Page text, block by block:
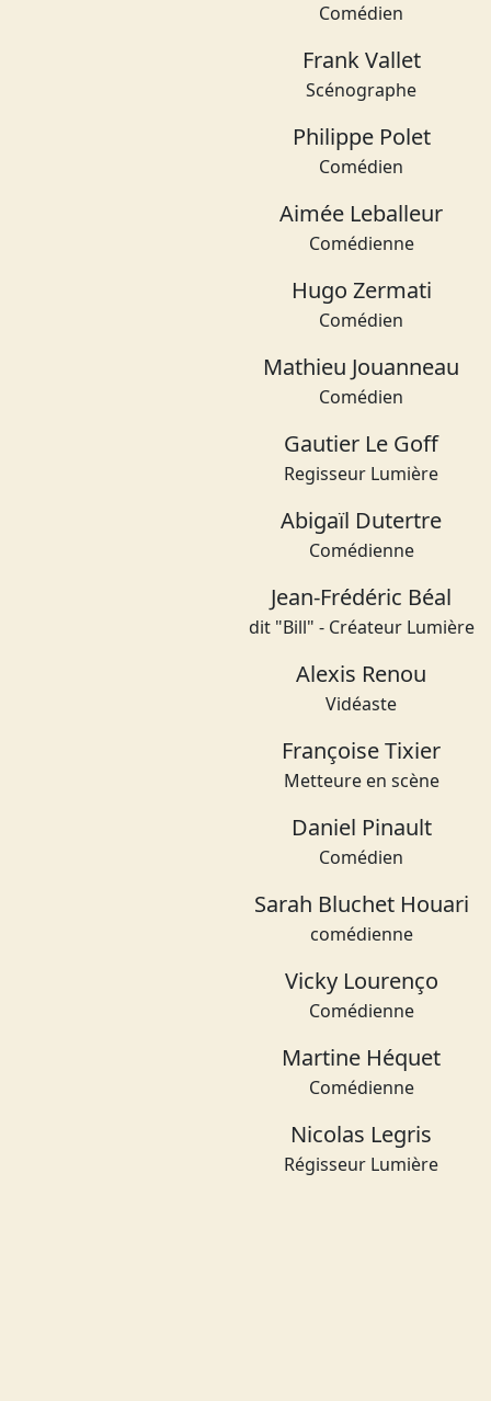
Comédien
Frank Vallet
Scénographe
Philippe Polet
Comédien
Aimée Leballeur
Comédienne
Hugo Zermati
Comédien
Mathieu Jouanneau
Comédien
Gautier Le Goff
Regisseur Lumière
Abigaïl Dutertre
Comédienne
Jean-Frédéric Béal
dit "Bill" - Créateur Lumière
Alexis Renou
Vidéaste
Françoise Tixier
Metteure en scène
Daniel Pinault
Comédien
Sarah Bluchet Houari
comédienne
Vicky Lourenço
Comédienne
Martine Héquet
Comédienne
Nicolas Legris
Régisseur Lumière